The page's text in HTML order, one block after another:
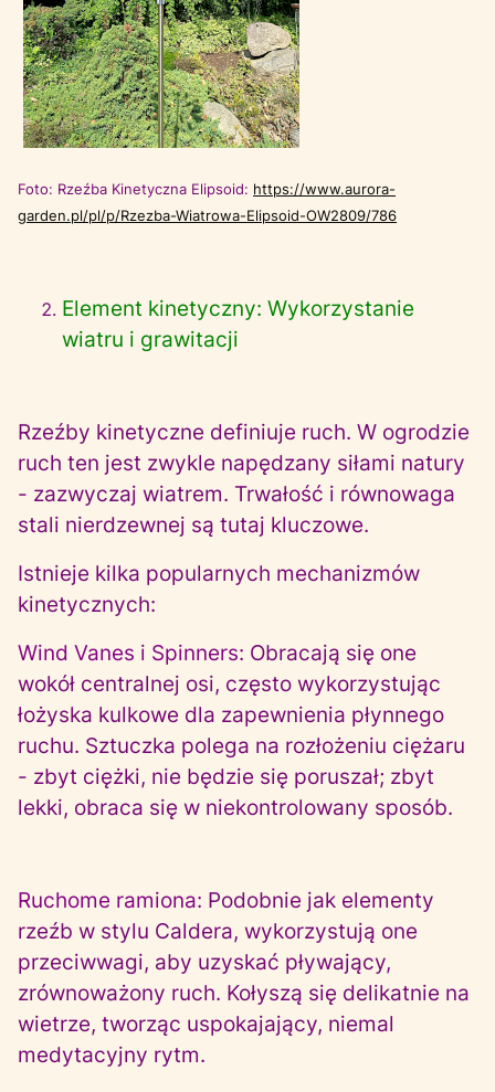
Foto: Rzeźba Kinetyczna Elipsoid: https://www.aurora-
garden.pl/pl/p/Rzezba-Wiatrowa-Elipsoid-OW2809/786
Element kinetyczny: Wykorzystanie
wiatru i grawitacji
Rzeźby kinetyczne definiuje ruch. W ogrodzie
ruch ten jest zwykle napędzany siłami natury
- zazwyczaj wiatrem. Trwałość i równowaga
stali nierdzewnej są tutaj kluczowe.
Istnieje kilka popularnych mechanizmów
kinetycznych:
Wind Vanes i Spinners: Obracają się one
wokół centralnej osi, często wykorzystując
łożyska kulkowe dla zapewnienia płynnego
ruchu. Sztuczka polega na rozłożeniu ciężaru
- zbyt ciężki, nie będzie się poruszał; zbyt
lekki, obraca się w niekontrolowany sposób.
Ruchome ramiona: Podobnie jak elementy
rzeźb w stylu Caldera, wykorzystują one
przeciwwagi, aby uzyskać pływający,
zrównoważony ruch. Kołyszą się delikatnie na
wietrze, tworząc uspokajający, niemal
medytacyjny rytm.